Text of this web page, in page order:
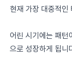
현재 가장 대중적인
어린 시기에는 패턴
으로 성장하게 됩니